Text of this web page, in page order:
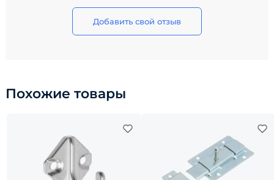
Добавить свой отзыв
Похожие товары